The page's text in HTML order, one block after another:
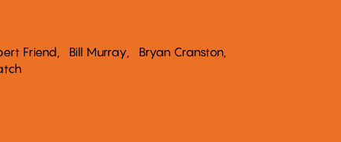
Friend Bill Murray
Bryan Cranston